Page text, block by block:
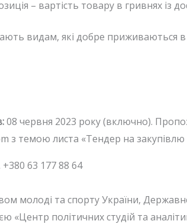
– вартість товару в гривнях із
видам, які добре приживаються в
08 червня 2023 року (включно).
з темою листа «Тендер на закупівлю
+380 63 177 88 64
молоді та спорту України,
«Центр політичних студій та